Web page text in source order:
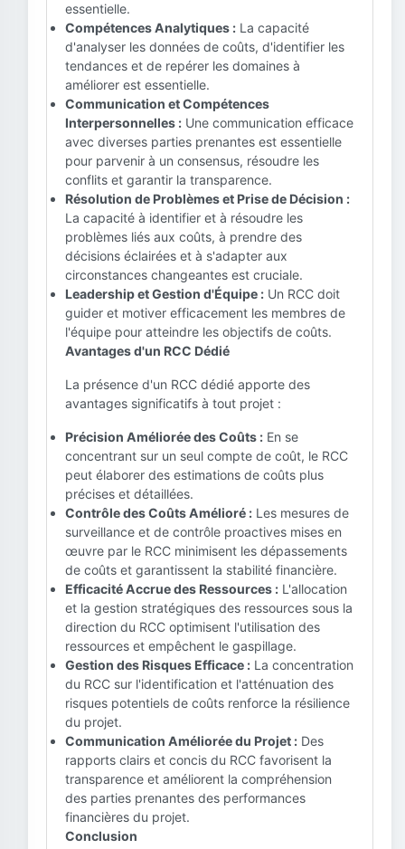
essentielle.
Compétences Analytiques : La capacité
d'analyser les données de coûts, d'identifier les
tendances et de repérer les domaines à
améliorer est essentielle.
Communication et Compétences
Interpersonnelles : Une communication efficace
avec diverses parties prenantes est essentielle
pour parvenir à un consensus, résoudre les
conflits et garantir la transparence.
Résolution de Problèmes et Prise de Décision :
La capacité à identifier et à résoudre les
problèmes liés aux coûts, à prendre des
décisions éclairées et à s'adapter aux
circonstances changeantes est cruciale.
Leadership et Gestion d'Équipe : Un RCC doit
guider et motiver efficacement les membres de
l'équipe pour atteindre les objectifs de coûts.
Avantages d'un RCC Dédié
La présence d'un RCC dédié apporte des
avantages significatifs à tout projet :
Précision Améliorée des Coûts : En se
concentrant sur un seul compte de coût, le RCC
peut élaborer des estimations de coûts plus
précises et détaillées.
Contrôle des Coûts Amélioré : Les mesures de
surveillance et de contrôle proactives mises en
œuvre par le RCC minimisent les dépassements
de coûts et garantissent la stabilité financière.
Efficacité Accrue des Ressources : L'allocation
et la gestion stratégiques des ressources sous la
direction du RCC optimisent l'utilisation des
ressources et empêchent le gaspillage.
Gestion des Risques Efficace : La concentration
du RCC sur l'identification et l'atténuation des
risques potentiels de coûts renforce la résilience
du projet.
Communication Améliorée du Projet : Des
rapports clairs et concis du RCC favorisent la
transparence et améliorent la compréhension
des parties prenantes des performances
financières du projet.
Conclusion